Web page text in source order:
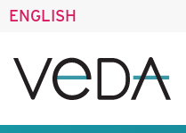
ENGLISH